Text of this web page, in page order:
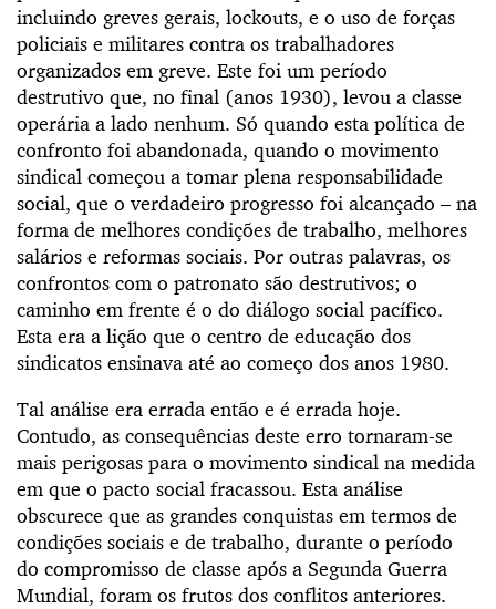
incluindo greves gerais, lockouts, e o uso de forças
policiais e militares contra os trabalhadores
organizados em greve. Este foi um período
destrutivo que, no final (anos 1930), levou a classe
operária a lado nenhum. Só quando esta política de
confronto foi abandonada, quando o movimento
sindical começou a tomar plena responsabilidade
social, que o verdadeiro progresso foi alcançado – na
forma de melhores condições de trabalho, melhores
salários e reformas sociais. Por outras palavras, os
confrontos com o patronato são destrutivos; o
caminho em frente é o do diálogo social pacífico.
Esta era a lição que o centro de educação dos
sindicatos ensinava até ao começo dos anos 1980.
Tal análise era errada então e é errada hoje.
Contudo, as consequências deste erro tornaram-se
mais perigosas para o movimento sindical na medida
em que o pacto social fracassou. Esta análise
obscurece que as grandes conquistas em termos de
condições sociais e de trabalho, durante o período
do compromisso de classe após a Segunda Guerra
Mundial, foram os frutos dos conflitos anteriores.